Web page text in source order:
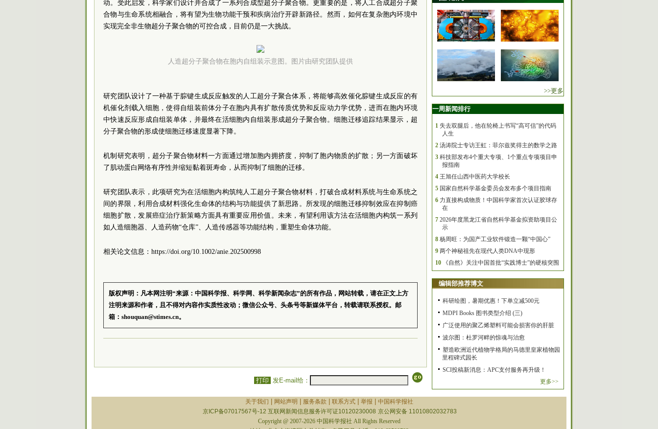
动。受此启发，科学家们设计并合成了一系列合成型超分子聚合物。更重要的是，将人工合成超分子聚
合物与生命系统相融合，将有望为生物功能干预和疾病治疗开辟新路径。然而，如何在复杂胞内环境中
实现完全非生物超分子聚合物的可控合成，目前仍是一大挑战。
人造超分子聚合物在胞内自组装示意图。图片由研究团队提供
研究团队设计了一种基于腙键生成反应触发的人工超分子聚合体系，将能够高效催化腙键生成反应的有
机催化剂载入细胞，使得自组装前体分子在胞内具有扩散传质优势和反应动力学优势，进而在胞内环境
中快速反应形成自组装单体，并最终在活细胞内自组装形成超分子聚合物。细胞迁移追踪结果显示，超
分子聚合物的形成使细胞迁移速度显著下降。
机制研究表明，超分子聚合物材料一方面通过增加胞内拥挤度，抑制了胞内物质的扩散；另一方面破坏
了肌动蛋白网络有序性并缩短黏着斑寿命，从而抑制了细胞的迁移。
研究团队表示，此项研究为在活细胞内构筑纯人工超分子聚合物材料，打破合成材料系统与生命系统之
间的界限，利用合成材料强化生命体的结构与功能提供了新思路。所发现的细胞迁移抑制效应在抑制癌
细胞扩散，发展癌症治疗新策略方面具有重要应用价值。未来，有望利用该方法在活细胞内构筑一系列
如人造细胞器、人造药物“仓库”、人造传感器等功能结构，重塑生命体功能。
相关论文信息：https://doi.org/10.1002/anie.202500998
版权声明：凡本网注明“来源：中国科学报、科学网、科学新闻杂志”的所有作品，网站转载，请在正文上方
注明来源和作者，且不得对内容作实质性改动；微信公众号、头条号等新媒体平台，转载请联系授权。邮
箱：shouquan@stimes.cn。
打印 发E-mail给：
>>更多
一周新闻排行
1 失去双腿后，他在轮椅上书写“高可信”的代码
人生
2 汤涛院士专访王虹：菲尔兹奖得主的数学之路
3 科技部发布4个重大专项、1个重点专项项目申
报指南
4 王旭任山西中医药大学校长
5 国家自然科学基金委员会发布多个项目指南
6 力直接构成物质！中国科学家首次认证胶球存
在
7 2026年度黑龙江省自然科学基金拟资助项目公
示
8 杨周旺：为国产工业软件锻造一颗“中国心”
9 两个神秘祖先在现代人类DNA中现形
10
《自然》关注中国首批“实践博士”的硬核突围
编辑部推荐博文
科研绘图，暑期优惠！下单立减500元
MDPI Books 图书类型介绍 (三)
广泛使用的聚乙烯塑料可能会损害你的肝脏
波尔图：杜罗河畔的惊魂与治愈
塑造欧洲近代植物学格局的马德里皇家植物园
里程碑式园长
SCI投稿新消息：APC支付服务再升级！
更多>>
关于我们 网站声明 服务条款 联系方式| 举报
中国科学报社
京ICP备07017567号-12 互联网新闻信息服务许可证10120230008 京公网安备 11010802032783
Copyright @ 2007-2026 中国科学报社 All Rights Reserved